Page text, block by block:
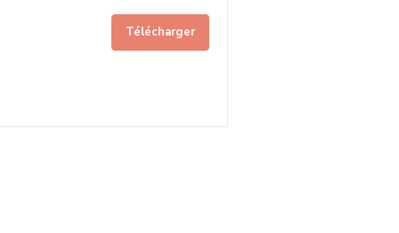
Télécharger